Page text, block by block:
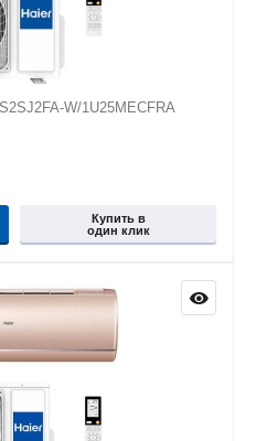
W/1U25MECFRA
Купить в
один клик